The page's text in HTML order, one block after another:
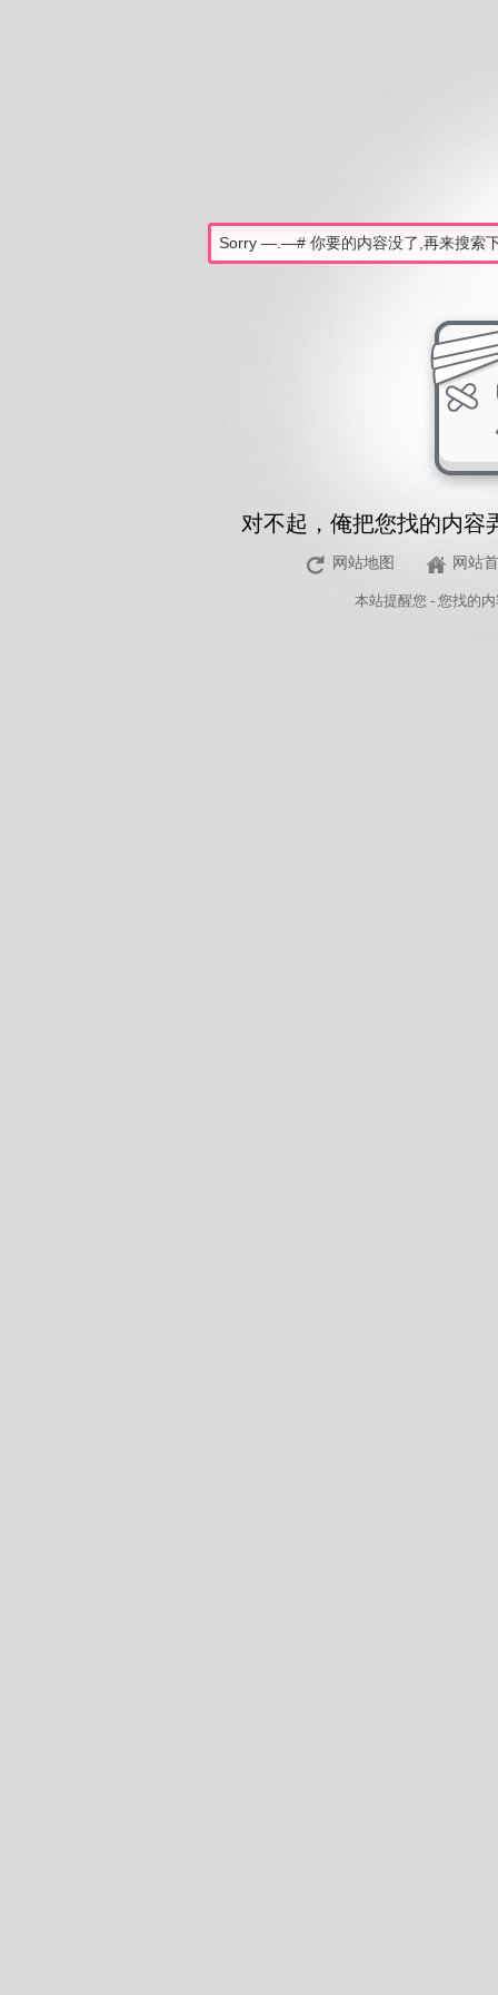
对不起，俺把您找的内容
网站地图 网站
本站提醒您 - 您找的